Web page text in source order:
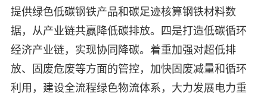
提供绿色低碳钢铁产品和碳足迹核算钢铁材料数
据，从产业链共赢降低碳排放。四是打造低碳循环
经济产业链，实现协同降碳。着重加强对超低排
放、固废危废等方面的管控，加快固废减量和循环
利用，建设全流程绿色物流体系，大力发展电力重